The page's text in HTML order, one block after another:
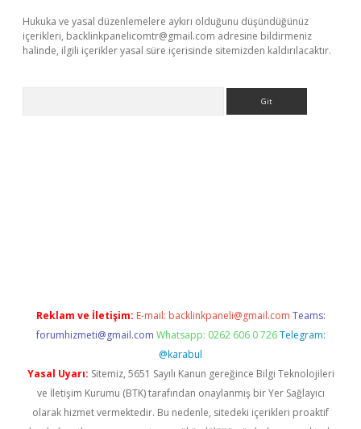
Hukuka ve yasal düzenlemelere aykırı olduğunu düşündüğünüz
içerikleri, backlinkpanelicomtr@gmail.com adresine bildirmeniz
halinde, ilgili içerikler yasal süre içerisinde sitemizden kaldırılacaktır.
Reklam ve İletişim: E-mail: backlinkpaneli@gmail.com Teams:
forumhizmeti@gmail.com Whatsapp: 0262 606 0 726 Telegram:
@karabul
Yasal Uyarı: Sitemiz, 5651 Sayılı Kanun gereğince Bilgi Teknolojileri
ve İletişim Kurumu (BTK) tarafından onaylanmış bir Yer Sağlayıcı
olarak hizmet vermektedir. Bu nedenle, sitedeki içerikleri proaktif